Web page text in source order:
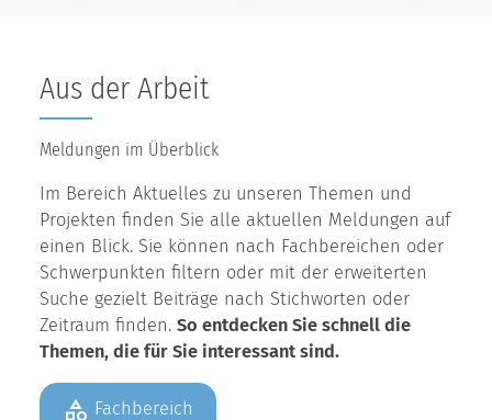
Aus der Arbeit
Meldungen im Überblick
Im Bereich Aktuelles zu unseren Themen und
Projekten finden Sie alle aktuellen Meldungen auf
einen Blick. Sie können nach Fachbereichen oder
Schwerpunkten filtern oder mit der erweiterten
Suche gezielt Beiträge nach Stichworten oder
Zeitraum finden. So entdecken Sie schnell die
Themen, die für Sie interessant sind.
Fachbereich